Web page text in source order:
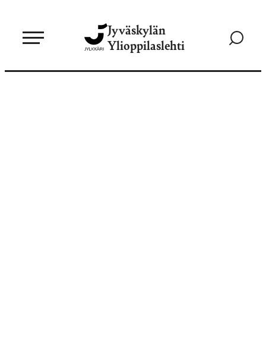
sisältöön
Jyväskylän
Ylioppilaslehti
Siirry